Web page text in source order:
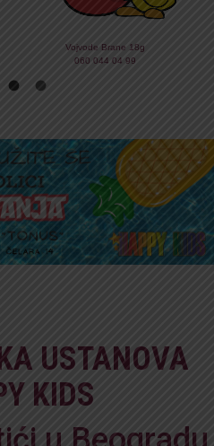
Vojvode Brane 18g
060 044 04 99
USTANOVA
KIDS